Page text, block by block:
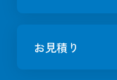
お見積り